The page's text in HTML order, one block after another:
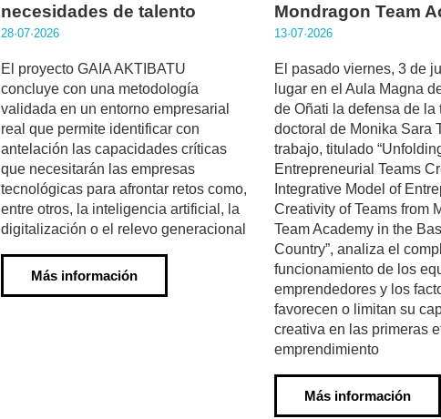
necesidades de talento
28·07·2026
El proyecto GAIA AKTIBATU
concluye con una metodología
validada en un entorno empresarial
real que permite identificar con
antelación las capacidades críticas
que necesitarán las empresas
tecnológicas para afrontar retos como,
entre otros, la inteligencia artificial, la
digitalización o el relevo generacional
Más información
Mondragon Team
13·07·2026
El pasado viernes, 3 de
lugar en el Aula Magna
de Oñati la defensa de la
doctoral de Monika Sara
trabajo, titulado
Entrepreneurial Teams
Integrative Model of
Creativity of Teams from
Team Academy in the
Country”, analiza el
funcionamiento de los
emprendedores y los
favorecen o limitan su
creativa en las primeras
emprendimiento
Más información